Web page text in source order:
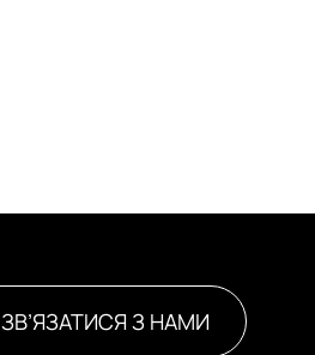
ЗВ’ЯЗАТИСЯ З НАМИ